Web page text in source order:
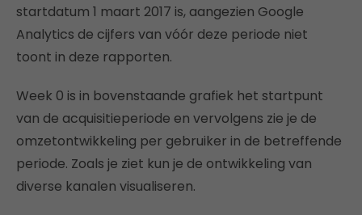
startdatum 1 maart 2017 is, aangezien Google
Analytics de cijfers van vóór deze periode niet
toont in deze rapporten.
Week 0 is in bovenstaande grafiek het startpunt
van de acquisitieperiode en vervolgens zie je de
omzetontwikkeling per gebruiker in de betreffende
periode. Zoals je ziet kun je de ontwikkeling van
diverse kanalen visualiseren.